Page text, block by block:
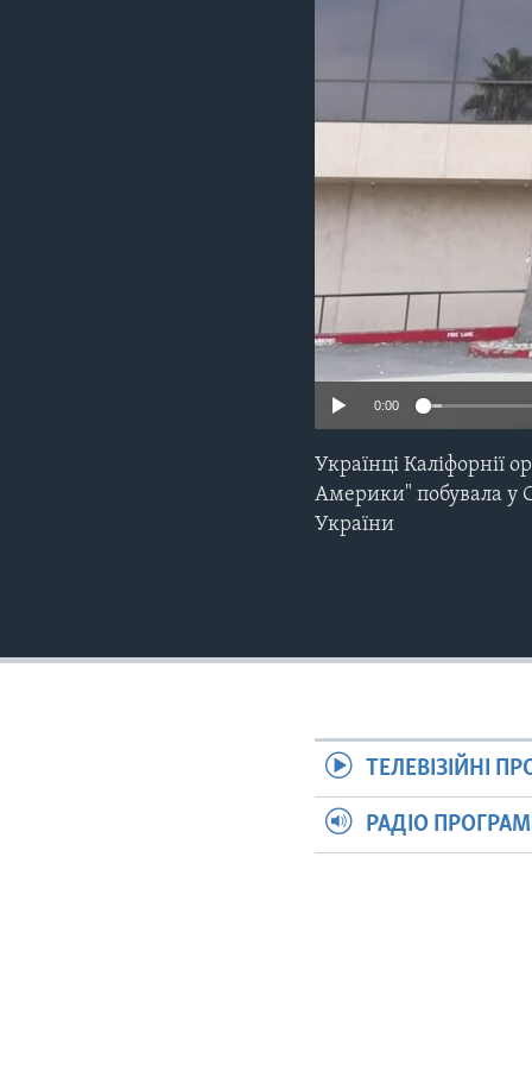
0:00
Українці Каліфорнії
Америки" побувала у
України
ТЕЛЕВІЗІЙНІ
РАДІО